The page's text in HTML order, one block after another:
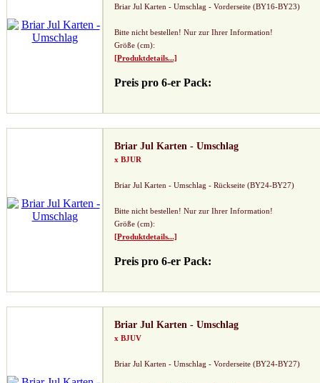
Briar Jul Karten - Umschlag - Vorderseite (BY16-BY23)
Bitte nicht bestellen! Nur zur Ihrer Information!
Größe (cm):
[Produktdetails...]
Preis pro 6-er Pack:
Briar Jul Karten - Umschlag
x BJUR
Briar Jul Karten - Umschlag - Rückseite (BY24-BY27)
Bitte nicht bestellen! Nur zur Ihrer Information!
Größe (cm):
[Produktdetails...]
Preis pro 6-er Pack:
Briar Jul Karten - Umschlag
x BJUV
Briar Jul Karten - Umschlag - Vorderseite (BY24-BY27)